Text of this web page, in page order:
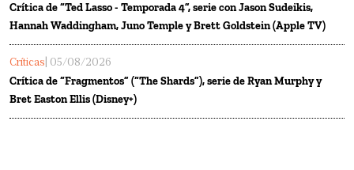
Crítica de “Ted Lasso - Temporada 4”, serie con Jason Sudeikis,
Hannah Waddingham, Juno Temple y Brett Goldstein (Apple TV)
Críticas | 05/08/2026
Crítica de “Fragmentos” (“The Shards”), serie de Ryan Murphy y
Bret Easton Ellis (Disney+)